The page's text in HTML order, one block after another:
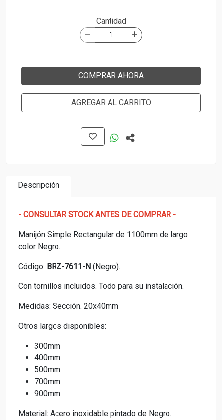
Cantidad
COMPRAR AHORA
AGREGAR AL CARRITO
Descripción
- CONSULTAR STOCK ANTES DE COMPRAR -
Manijón Simple Rectangular de 1100mm de largo
color Negro.
Código: BRZ-7611-N (Negro).
Con tornillos incluidos. Todo para su instalación.
Medidas: Sección. 20x40mm
Otros largos disponibles:
300mm
400mm
500mm
700mm
900mm
Material: Acero inoxidable pintado de Negro.